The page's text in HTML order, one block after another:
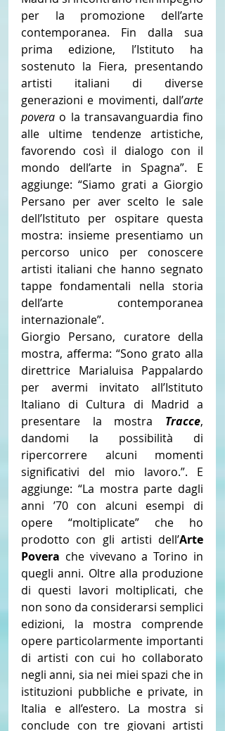
per la promozione dell’arte
contemporanea. Fin dalla sua
prima edizione, l’Istituto ha
sostenuto la Fiera, presentando
artisti italiani di diverse
generazioni e movimenti, dall’arte
povera o la transavanguardia fino
alle ultime tendenze artistiche,
favorendo così il dialogo con il
mondo dell’arte in Spagna”. E
aggiunge: “Siamo grati a Giorgio
Persano per aver scelto le sale
dell’Istituto per ospitare questa
mostra: insieme presentiamo un
percorso unico per conoscere
artisti italiani che hanno segnato
tappe fondamentali nella storia
dell’arte contemporanea
internazionale”.
Giorgio Persano, curatore della
mostra, afferma: “Sono grato alla
direttrice Marialuisa Pappalardo
per avermi invitato all’Istituto
Italiano di Cultura di Madrid a
presentare la mostra Tracce,
dandomi la possibilità di
ripercorrere alcuni momenti
significativi del mio lavoro.”. E
aggiunge: “La mostra parte dagli
anni ’70 con alcuni esempi di
opere “moltiplicate” che ho
prodotto con gli artisti dell’Arte
Povera che vivevano a Torino in
quegli anni. Oltre alla produzione
di questi lavori moltiplicati, che
non sono da considerarsi semplici
edizioni, la mostra comprende
opere particolarmente importanti
di artisti con cui ho collaborato
negli anni, sia nei miei spazi che in
istituzioni pubbliche e private, in
Italia e all’estero. La mostra si
conclude con tre giovani artisti